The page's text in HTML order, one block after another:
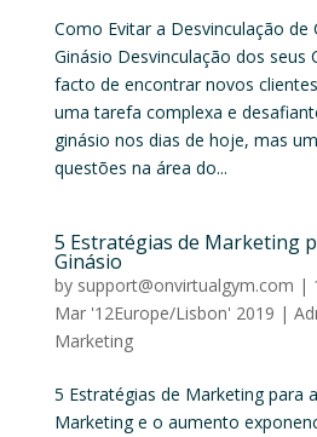
Como Evitar a Desvinculação de
Ginásio Desvinculação dos seus
facto de encontrar novos
uma tarefa complexa e
ginásio nos dias de hoje, mas
questões na área do...
5 Estratégias de Marketing
Ginásio
by support@onvirtualgym.com |
Mar '12Europe/Lisbon' 2019 |
Marketing
5 Estratégias de Marketing para
Marketing e o aumento